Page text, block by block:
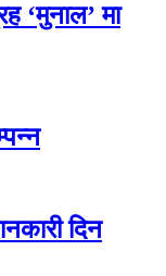
‘मुनाल’ मा
दिन